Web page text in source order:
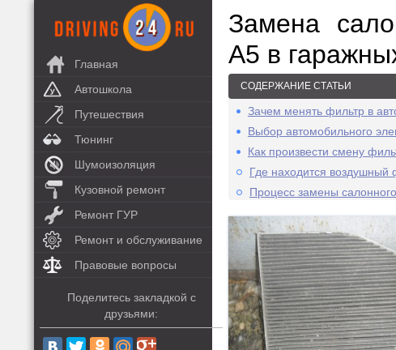
Главная
Автошкола
Путешествия
Тюнинг
Шумоизоляция
Кузовной ремонт
Ремонт ГУР
Ремонт и обслуживание
Правовые вопросы
Поделитесь закладкой с
друзьями:
Замена
А5 в
СОДЕРЖАНИЕ СТАТЬИ
Зачем менять фильтр в
Выбор автомобильного
Как произвести смену
Где находится воздушный
Процесс замены